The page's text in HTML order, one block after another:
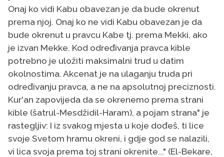
Onaj ko vidi Kabu obavezan je da bude okrenut
prema njoj. Onaj ko ne vidi Kabu obavezan je da
bude okrenut u pravcu Kabe tj. prema Mekki, ako
je izvan Mekke. Kod određivanja pravca kible
potrebno je uložiti maksimalni trud u datim
okolnostima. Akcenat je na ulaganju truda pri
određivanju pravca, a ne na apsolutnoj preciznosti.
Kur'an zapovijeda da se okrenemo prema strani
kible (šatrul-Mesdžidil-Haram), a pojam strana" je
rastegljiv: I iz svakog mjesta u koje dođeš, ti lice
svoje Svetom hramu okreni, i gdje god se nalazili,
vi lica svoja prema toj strani okrenite..." (El-Bekare,